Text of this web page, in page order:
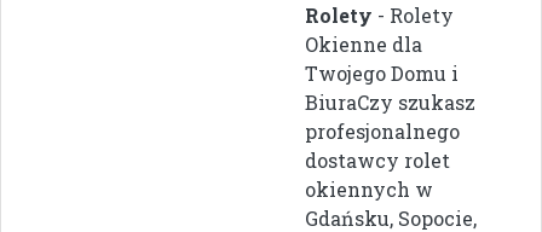
Rolety - Rolety
Okienne dla
Twojego Domu i
BiuraCzy szukasz
profesjonalnego
dostawcy rolet
okiennych w
Gdańsku, Sopocie,